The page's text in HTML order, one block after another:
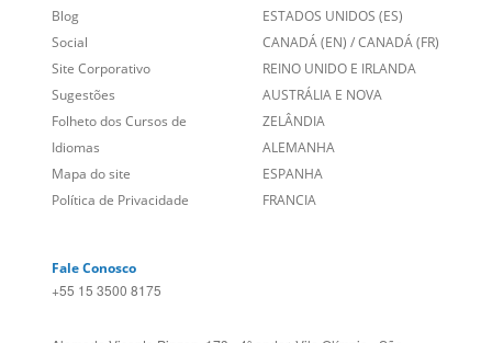
Site Corporativo
Sugestões
Folheto dos Cursos de
Idiomas
Mapa do site
Política de Privacidade
REINO UNIDO E IRLANDA
AUSTRÁLIA E NOVA
ZELÂNDIA
ALEMANHA
ESPANHA
FRANCIA
Alameda Vicente Pinzon, 173 - 4º andar, Vila Olímpia - São